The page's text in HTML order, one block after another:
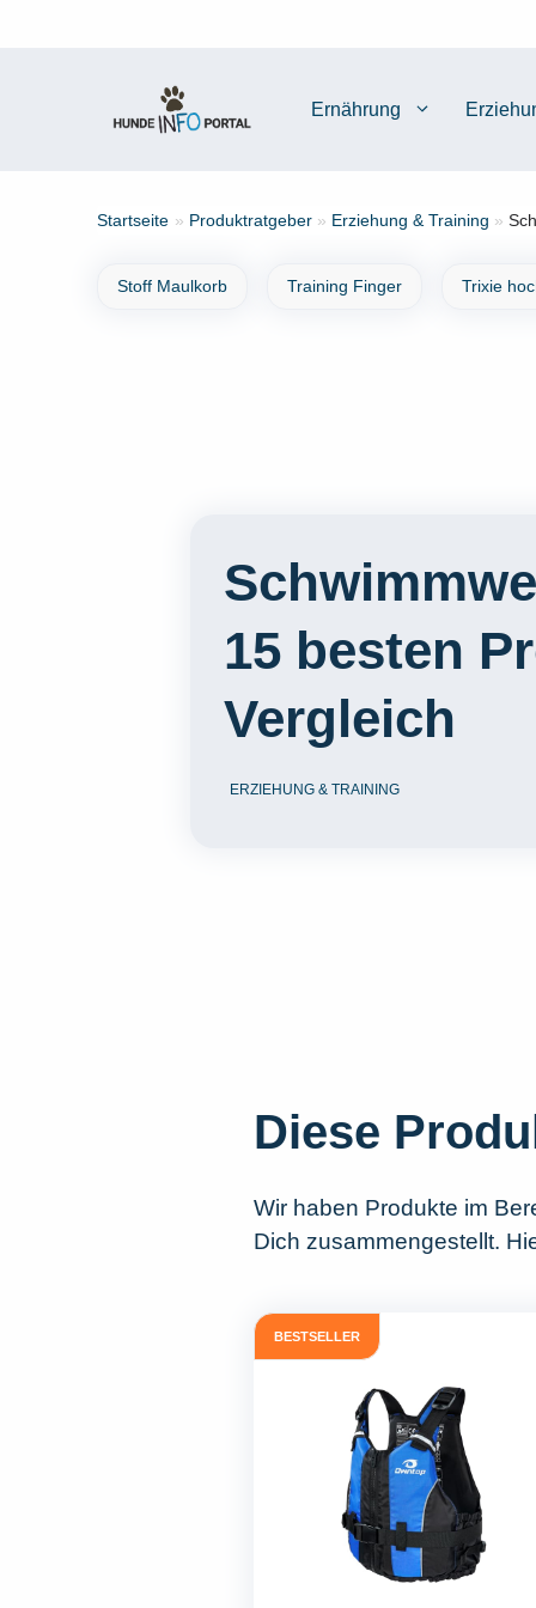
Ernährung
Startseite » Produktratgeber » Erziehung & Training »
Stoff Maulkorb Training Finger Trixie
15 besten
Vergleich
ERZIEHUNG & TRAINING
Diese
Wir haben Produkte im
Dich zusammengestellt.
BESTSELLER